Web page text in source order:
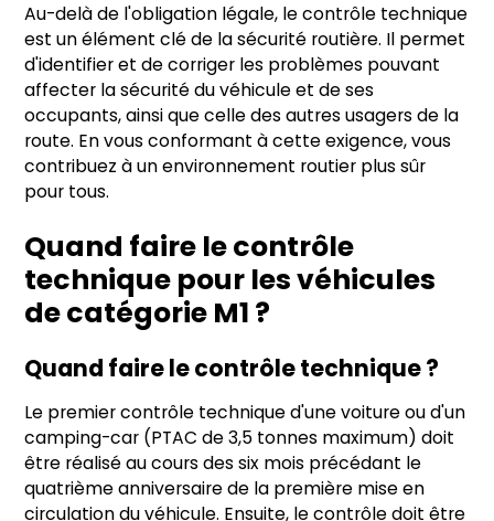
Au-delà de l'obligation légale, le contrôle technique
est un élément clé de la sécurité routière. Il permet
d'identifier et de corriger les problèmes pouvant
affecter la sécurité du véhicule et de ses
occupants, ainsi que celle des autres usagers de la
route. En vous conformant à cette exigence, vous
contribuez à un environnement routier plus sûr
pour tous.
Quand faire le contrôle
technique pour les véhicules
de catégorie M1 ?
Quand faire le contrôle technique ?
Le premier contrôle technique d'une voiture ou d'un
camping-car (PTAC de 3,5 tonnes maximum) doit
être réalisé au cours des six mois précédant le
quatrième anniversaire de la première mise en
circulation du véhicule. Ensuite, le contrôle doit être